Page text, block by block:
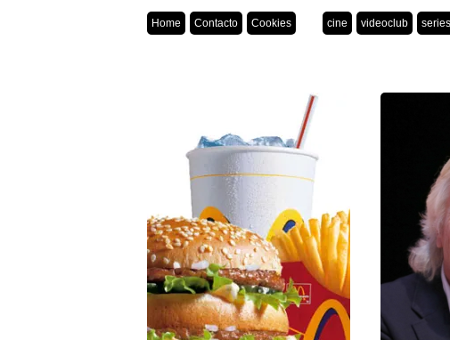
Home Contacto Cookies cine videoclub series